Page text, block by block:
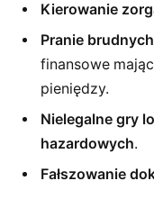
Kierowanie
Pranie
finansowe
pieniędzy.
Nielegalne gry
hazardowych.
Fałszowanie